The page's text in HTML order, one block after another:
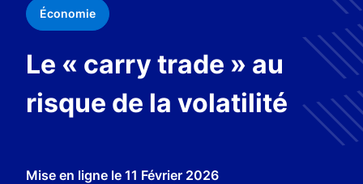
Économie
Le « carry trade » au
risque de la volatilité
Mise en ligne le 11 Février 2026